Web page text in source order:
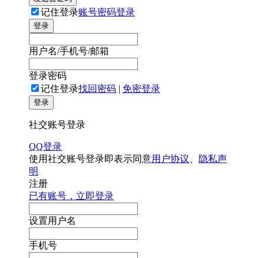
记住登录账号密码登录
登录
用户名/手机号/邮箱
登录密码
记住登录找回密码 | 免密登录
登录
社交账号登录
QQ登录
使用社交账号登录即表示同意用户协议
隐私声
明
注册
已有账号，立即登录
设置用户名
手机号